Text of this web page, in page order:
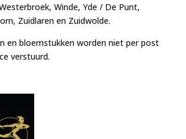
Winde, Yde / De Punt,
Zuidlaren en Zuidwolde.
en bloemstukken worden niet per post
verstuurd.